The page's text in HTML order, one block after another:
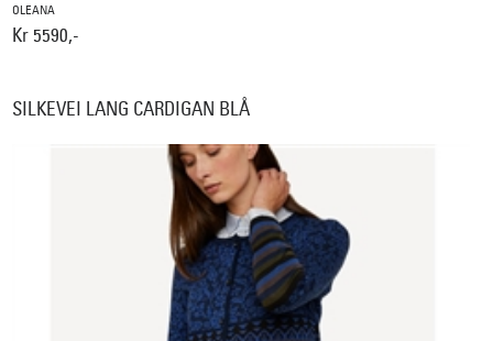
OLEANA
Kr 5590,-
SILKEVEI LANG CARDIGAN BLÅ